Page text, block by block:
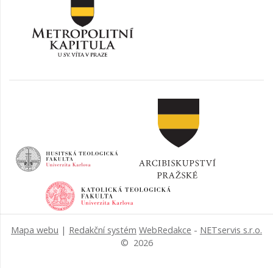
Mapa webu | Redakční systém WebRedakce - NETservis s.r.o.
© 2026